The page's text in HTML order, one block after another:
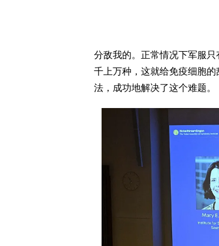
分敌我的。正常情况下军服
千上万种，这就给免疫细胞
法，成功地解决了这个难题。